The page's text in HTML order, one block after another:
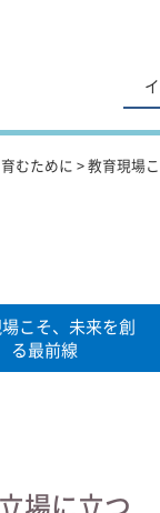
むために > 教育現場
こそ、未来を創
る最前線
場に立つ